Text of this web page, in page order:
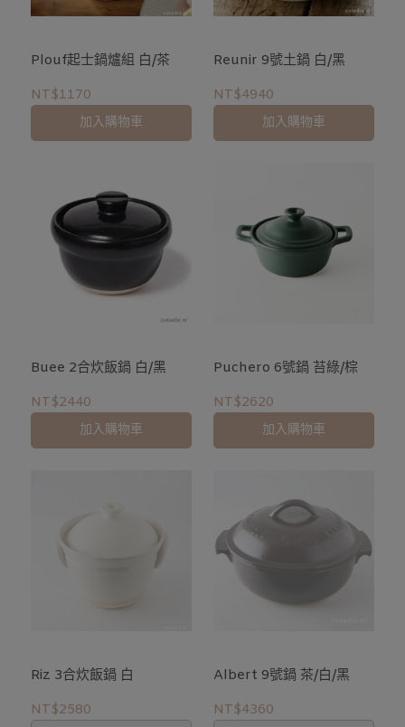
Plouf起士鍋爐組 白/茶
NT$1170
加入購物車
Reunir 9號土鍋 白/黑
NT$4940
加入購物車
Buee 2合炊飯鍋 白/黑
NT$2440
加入購物車
Puchero 6號鍋 苔綠/棕
NT$2620
加入購物車
Riz 3合炊飯鍋 白
NT$2580
Albert 9號鍋 茶/白/黑
NT$4360